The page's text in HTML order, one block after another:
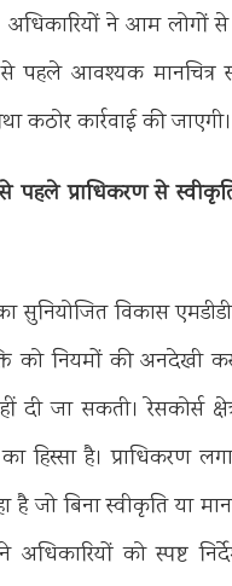
अधिकारियों ने आम लोगों
से पहले आवश्यक मानचित्र
कठोर कार्रवाई की जाएगी।
पहले प्राधिकरण से
सुनियोजित विकास
को नियमों की अनदेखी
दी जा सकती। रेसकोर्स
हिस्सा है। प्राधिकरण
है जो बिना स्वीकृति या
अधिकारियों को स्पष्ट